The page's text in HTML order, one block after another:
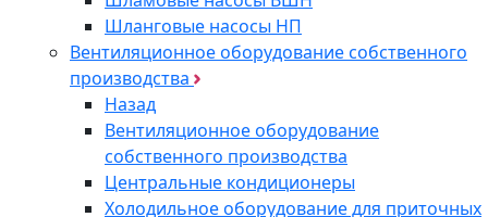
Шланговые насосы НП
Вентиляционное оборудование собственного
производства
Назад
Вентиляционное оборудование
собственного производства
Центральные кондиционеры
Холодильное оборудование для приточных